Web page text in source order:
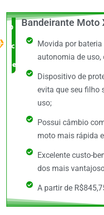
O Melhor
custo x
benefício
Bandeirante Moto
Movida por bateria
autonomia de uso,
Dispositivo de
evita que seu filho
uso;
Possui câmbio
moto mais rápida
Excelente custo-
dos mais
A partir de